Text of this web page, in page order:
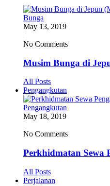
Bunga
May 13, 2019
|
No Comments
Musim Bunga di
All Posts
Pengangkutan
Pengangkutan
May 18, 2019
|
No Comments
Perkhidmatan Sewa
All Posts
Perjalanan